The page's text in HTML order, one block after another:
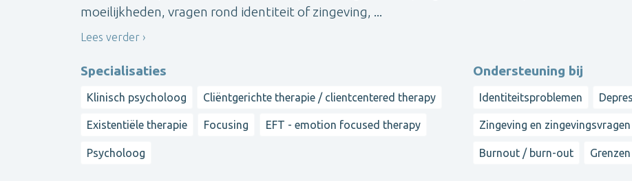
moeilijkheden, vragen rond identiteit of zingeving, ...
Lees verder
Specialisaties
Klinisch psycholoog Cliëntgerichte therapie / clientcentered therapy
Existentiële therapie Focusing EFT - emotion focused therapy
Psycholoog
Ondersteuning bij
Identiteitsproblemen
Zingeving en zingevingsvragen
Burnout / burn-out